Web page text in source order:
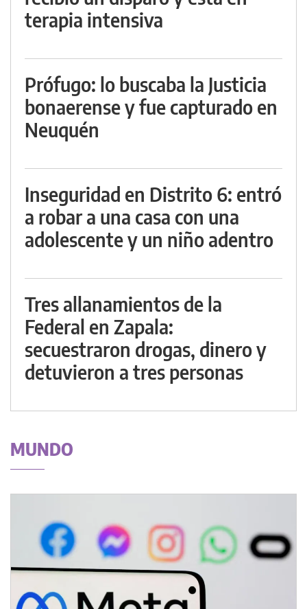
terapia intensiva
Prófugo: lo buscaba la Justicia
bonaerense y fue capturado en
Neuquén
Inseguridad en Distrito 6: entró
a robar a una casa con una
adolescente y un niño adentro
Tres allanamientos de la
Federal en Zapala:
secuestraron drogas, dinero y
detuvieron a tres personas
MUNDO